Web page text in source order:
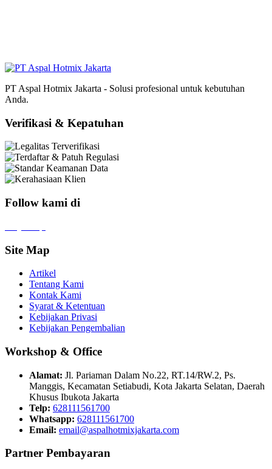
PT Aspal Hotmix Jakarta - Solusi profesional untuk kebutuhan
Anda.
Verifikasi & Kepatuhan
Follow kami di
Site Map
Artikel
Tentang Kami
Kontak Kami
Syarat & Ketentuan
Kebijakan Privasi
Kebijakan Pengembalian
Workshop & Office
Alamat: Jl. Pariaman Dalam No.22, RT.14/RW.2, Ps.
Manggis, Kecamatan Setiabudi, Kota Jakarta Selatan, Daerah
Khusus Ibukota Jakarta
Telp: 628111561700
Whatsapp: 628111561700
Email: email@aspalhotmixjakarta.com
Partner Pembayaran